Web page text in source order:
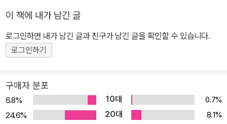
이 책에 내가 남긴 글
로그인하면 내가 남긴 글과 친구가 남긴 글을 확인할 수 있습니다.
로그인하기
구매자 분포
6.8% 10대
0.7%
24.6%
20대
8.1%